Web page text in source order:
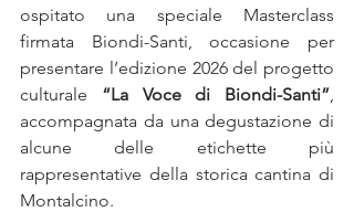
ospitato una speciale Masterclass
firmata Biondi-Santi, occasione per
presentare l’edizione 2026 del progetto
culturale “La Voce di Biondi-Santi”,
accompagnata da una degustazione di
alcune delle etichette più
rappresentative della storica cantina di
Montalcino.